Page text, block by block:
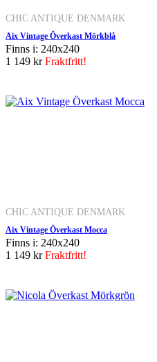
CHIC ANTIQUE DENMARK
Aix Vintage Överkast Mörkblå
Finns i: 240x240
1 149 krFraktfritt!
CHIC ANTIQUE DENMARK
Aix Vintage Överkast Mocca
Finns i: 240x240
1 149 krFraktfritt!